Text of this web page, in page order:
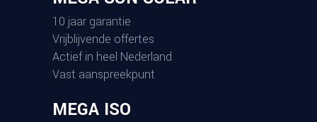
10 jaar garantie
Vrijblijvende offertes
Actief in heel Nederland
Vast aanspreekpunt
MEGA ISO